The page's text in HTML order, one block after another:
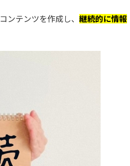
ンテンツを作成し、 継続的に情報